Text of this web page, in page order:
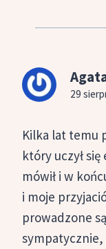
29
Kilka lat temu
który uczył
mówił i w
i moje
prowadzone
sympatycznie,